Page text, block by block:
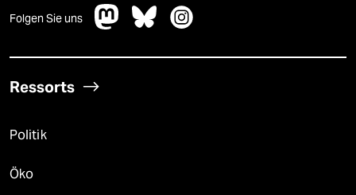
Folgen Sie uns
Ressorts
Politik
Öko